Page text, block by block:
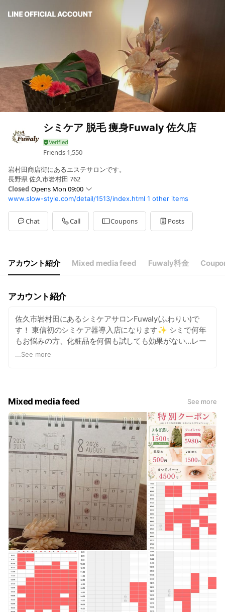
シミケア 脱毛 痩身Fuwaly 佐久店
Friends 1,550
岩村田商店街にあるエステサロンです。
長野県 佐久市岩村田 762
Closed Opens Mon 09:00
Mon09:00 - 19:00
www.slow-style.com/detail/1513/index.html 1 other items
Chat Call Coupons Posts
アカウント紹介 Mixed media feed Fuwaly料金
アカウント紹介
佐久市岩村田にあるシミケアサロンFuwaly(ふわりい)で
す！ 東信初のシミケア器導入店になります✨ シミで何年
もお悩みの方、化粧品を何個も試しても効果がない…レー
ザー治療じゃ不安…そんな方は是非Fuwalyに足をお運びく
...See more
Mixed media feed See more